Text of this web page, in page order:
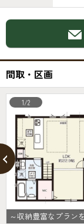
間取・区画
1/2